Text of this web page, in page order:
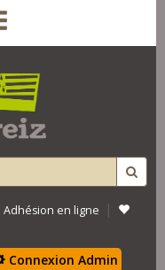
Adhésion en ligne |
Connexion Admin